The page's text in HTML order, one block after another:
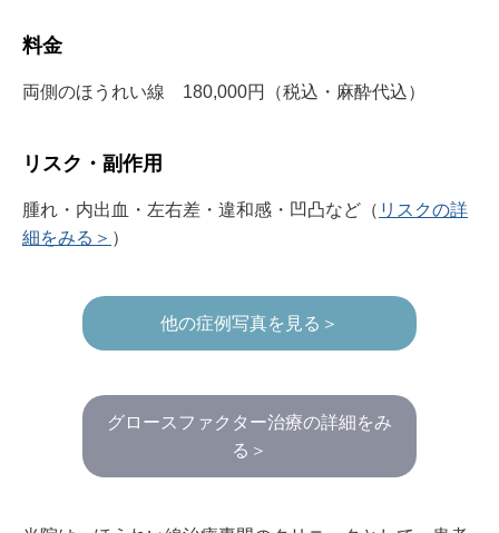
料金
両側のほうれい線 180,000円（税込・麻酔代込）
リスク・副作用
腫れ・内出血・左右差・違和感・凹凸など（ リスクの詳
細をみる＞ ）
他の症例写真を見る＞
グロースファクター治療の詳細をみ
る＞